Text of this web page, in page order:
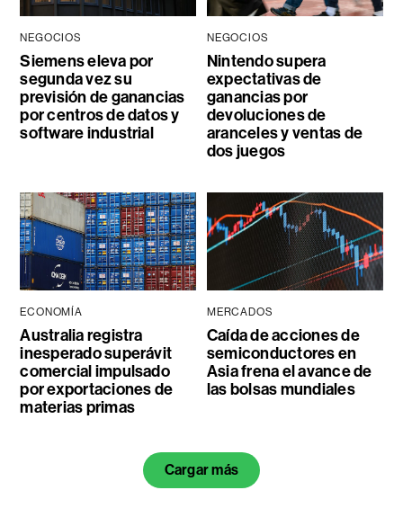
NEGOCIOS
Siemens eleva por
segunda vez su
previsión de ganancias
por centros de datos y
software industrial
NEGOCIOS
Nintendo supera
expectativas de
ganancias por
devoluciones de
aranceles y ventas de
dos juegos
ECONOMÍA
Australia registra
inesperado superávit
comercial impulsado
por exportaciones de
materias primas
MERCADOS
Caída de acciones de
semiconductores en
Asia frena el avance de
las bolsas mundiales
Cargar más